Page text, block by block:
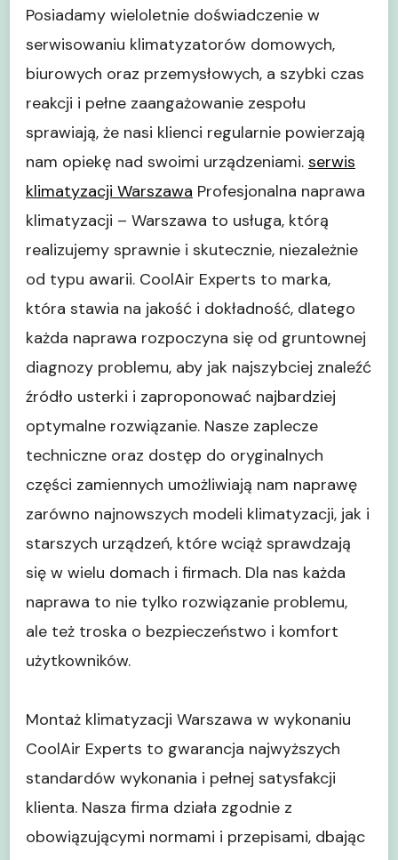
Posiadamy wieloletnie doświadczenie w
serwisowaniu klimatyzatorów domowych,
biurowych oraz przemysłowych, a szybki czas
reakcji i pełne zaangażowanie zespołu
sprawiają, że nasi klienci regularnie powierzają
nam opiekę nad swoimi urządzeniami. serwis
klimatyzacji Warszawa Profesjonalna naprawa
klimatyzacji – Warszawa to usługa, którą
realizujemy sprawnie i skutecznie, niezależnie
od typu awarii. CoolAir Experts to marka,
która stawia na jakość i dokładność, dlatego
każda naprawa rozpoczyna się od gruntownej
diagnozy problemu, aby jak najszybciej znaleźć
źródło usterki i zaproponować najbardziej
optymalne rozwiązanie. Nasze zaplecze
techniczne oraz dostęp do oryginalnych
części zamiennych umożliwiają nam naprawę
zarówno najnowszych modeli klimatyzacji, jak i
starszych urządzeń, które wciąż sprawdzają
się w wielu domach i firmach. Dla nas każda
naprawa to nie tylko rozwiązanie problemu,
ale też troska o bezpieczeństwo i komfort
użytkowników.
Montaż klimatyzacji Warszawa w wykonaniu
CoolAir Experts to gwarancja najwyższych
standardów wykonania i pełnej satysfakcji
klienta. Nasza firma działa zgodnie z
obowiązującymi normami i przepisami, dbając